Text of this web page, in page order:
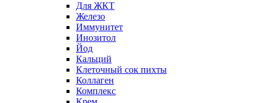
Для ЖКТ
Железо
Иммунитет
Инозитол
Йод
Кальций
Клеточный сок пихты
Коллаген
Комплекс